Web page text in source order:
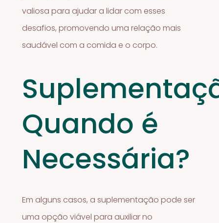
valiosa para ajudar a lidar com esses
desafios, promovendo uma relação mais
saudável com a comida e o corpo.
Quando é
Necessária?
Em alguns casos, a suplementação pode ser
uma opção viável para auxiliar no